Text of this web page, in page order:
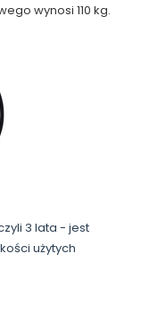
wynosi 110 kg.
3 lata - jest
użytych